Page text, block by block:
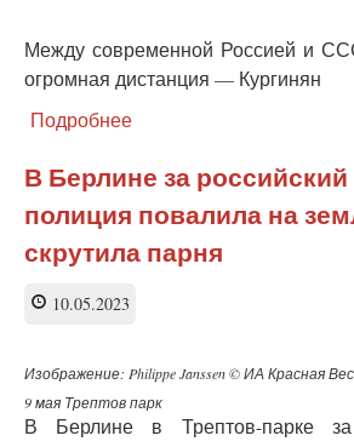
Между современной Россией и
огромная дистанция — Кургинян
Подробнее
современной
Россией
и
времен
В Берлине за
полиция повалила на
скрутила парня
10.05.2023
Изображение: Philippe Janssen © ИА Красная
9 мая Трептов парк
В Берлине в Трептов-парке за